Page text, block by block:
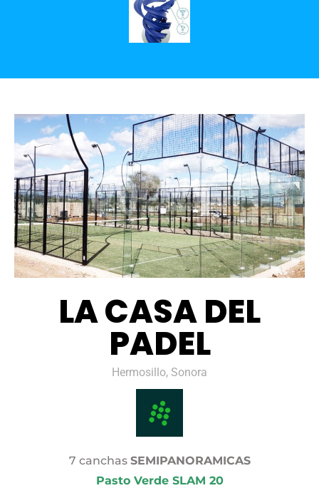
LA CASA DEL
PADEL
Hermosillo, Sonora
7 canchas SEMIPANORAMICAS
Pasto Verde SLAM 20